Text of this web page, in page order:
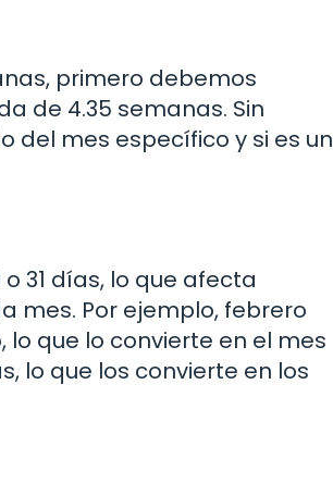
primero debemos
de 4.35 semanas. Sin
mes específico y si es un
31 días, lo que afecta
mes. Por ejemplo, febrero
lo que lo convierte en el mes
lo que los convierte en los